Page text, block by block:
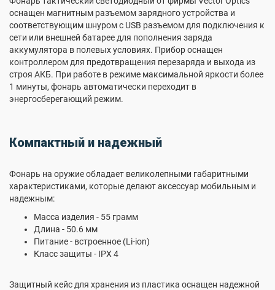
оснащен магнитным разъемом зарядного устройства и
соответствующим шнуром с USB разъемом для подключения к
сети или внешней батарее для пополнения заряда
аккумулятора в полевых условиях. Прибор оснащен
контроллером для предотвращения перезаряда и выхода из
строя АКБ. При работе в режиме максимальной яркости более
1 минуты, фонарь автоматически переходит в
энергосберегающий режим.
Компактный и надежный
Фонарь на оружие обладает великолепными габаритными
характеристиками, которые делают аксессуар мобильным и
надежным:
Масса изделия - 55 грамм
Длина - 50.6 мм
Питание - встроенное (Li-ion)
Класс защиты - IPX 4
Защитный кейс для хранения из пластика оснащен надежной